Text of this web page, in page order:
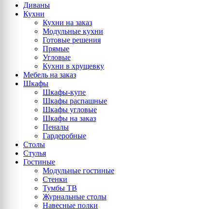
Диваны
Кухни
Кухни на заказ
Модульные кухни
Готовые решения
Прямые
Угловые
Кухни в хрущевку
Мебель на заказ
Шкафы
Шкафы-купе
Шкафы распашные
Шкафы угловые
Шкафы на заказ
Пеналы
Гардеробные
Столы
Стулья
Гостиные
Модульные гостиные
Стенки
Тумбы ТВ
Журнальные столы
Навесные полки